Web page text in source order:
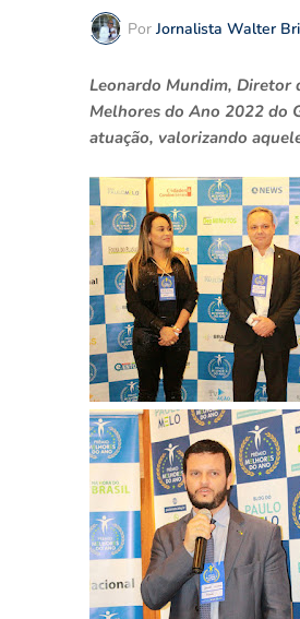
Por Jornalista Walter
Leonardo Mundim, Diretor
Melhores do Ano 2022 do
atuação, valorizando